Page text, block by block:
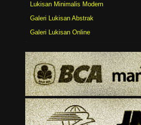
Lukisan Minimalis Modern
Galeri Lukisan Abstrak
Galeri Lukisan Online